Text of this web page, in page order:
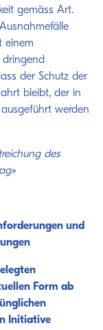
gemäss Art.
einem
der Schutz der
bleibt, der in
werden
des
und
Form ab
Initiative